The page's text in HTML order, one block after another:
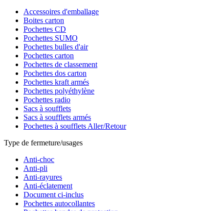
Accessoires d'emballage
Boites carton
Pochettes CD
Pochettes SUMO
Pochettes bulles d'air
Pochettes carton
Pochettes de classement
Pochettes dos carton
Pochettes kraft armés
Pochettes polyéthylène
Pochettes radio
Sacs à soufflets
Sacs à soufflets armés
Pochettes à soufflets Aller/Retour
Type de fermeture/usages
Anti-choc
Anti-pli
Anti-rayures
Anti-éclatement
Document ci-inclus
Pochettes autocollantes